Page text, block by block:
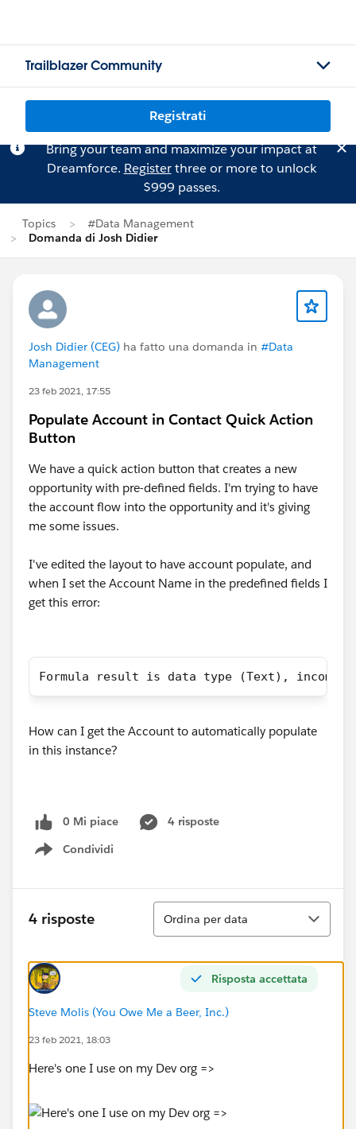
Trailblazer Community
Registrati
Bring your team and maximize your impact at
Dreamforce. Registerthree or more to unlock
$999 passes.
Topics
#Data Management
Domanda di Josh Didier
Josh Didier (CEG) ha fatto una domanda in #Data
Management
23 feb 2021, 17:55
Populate Account in Contact Quick Action
Button
We have a quick action button that creates a new
opportunity with pre-defined fields. I'm trying to have
the account flow into the opportunity and it's giving
me some issues.
I've edited the layout to have account populate, and
when I set the Account Name in the predefined fields I
get this error:
Formula result is data type (Text),
How can I get the Account to automatically populate
in this instance?
0 Mi piace
4 risposte
Condividi
Show menu
4 risposte
Ordina
Ordina per data
Risposta accettata
Steve Molis (You Owe Me a Beer, Inc.)
23 feb 2021, 18:03
Here's one I use on my Dev org =>